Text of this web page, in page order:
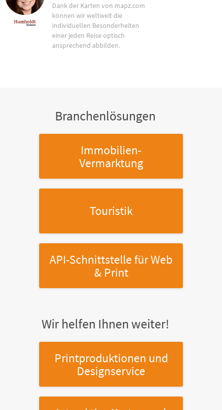
Dank der Karten von mapz.com
können wir weltweit die
individuellen Besonderheiten
einer jeden Reise optisch
ansprechend abbilden.
Branchenlösungen
Immobilien-
Vermarktung
Touristik
API-Schnittstellefür Web
& Print
Wir helfen Ihnen weiter!
Printproduktionen und
Designservice